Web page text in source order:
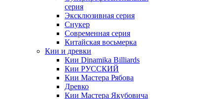
серия
Эксклюзивная серия
Снукер
Современная серия
Китайская восьмерка
Кии и древки
Кии Dinamika Billiards
Кии РУССКИЙ
Кии Мастера Рябова
Древко
Кии Мастера Якубовича